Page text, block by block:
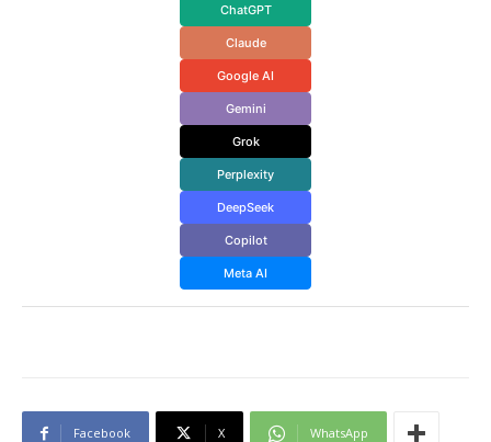
ChatGPT
Claude
Google AI
Gemini
Grok
Perplexity
DeepSeek
Copilot
Meta AI
Facebook X WhatsApp